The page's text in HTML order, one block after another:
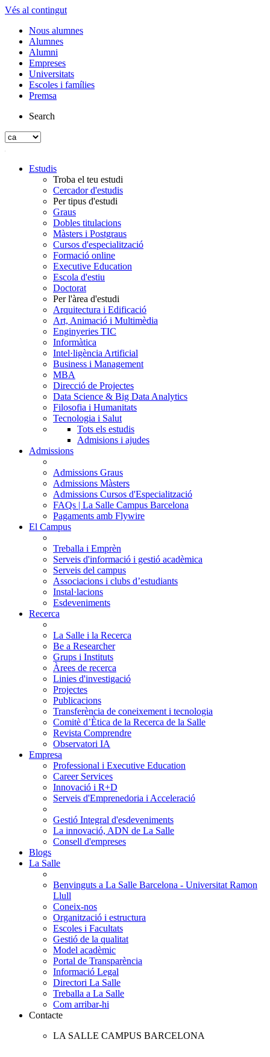
Vés al contingut
Nous alumnes
Alumnes
Alumni
Empreses
Universitats
Escoles i famílies
Premsa
Search
Estudis
Troba el teu estudi
Cercador d'estudis
Per tipus d'estudi
Graus
Dobles titulacions
Màsters i Postgraus
Cursos d'especialització
Formació online
Executive Education
Escola d'estiu
Doctorat
Per l'àrea d'estudi
Arquitectura i Edificació
Art, Animació i Multimèdia
Enginyeries TIC
Informàtica
Intel·ligència Artificial
Business i Management
MBA
Direcció de Projectes
Data Science & Big Data Analytics
Filosofia i Humanitats
Tecnologia i Salut
Tots els estudis
Admisions i ajudes
Admissions
Admissions Graus
Admissions Màsters
Admissions Cursos d'Especialització
FAQs | La Salle Campus Barcelona
Pagaments amb Flywire
El Campus
Treballa i Emprèn
Serveis d'informació i gestió acadèmica
Serveis del campus
Associacions i clubs d’estudiants
Instal·lacions
Esdeveniments
Recerca
La Salle i la Recerca
Be a Researcher
Grups i Instituts
Àrees de recerca
Linies d'investigació
Projectes
Publicacions
Transferència de coneixement i tecnologia
Comitè d’Ètica de la Recerca de la Salle
Revista Comprendre
Observatori IA
Empresa
Professional i Executive Education
Career Services
Innovació i R+D
Serveis d'Emprenedoria i Acceleració
Gestió Integral d'esdeveniments
La innovació, ADN de La Salle
Consell d'empreses
Blogs
La Salle
Benvinguts a La Salle Barcelona - Universitat Ramon
Llull
Coneix-nos
Organització i estructura
Escoles i Facultats
Gestió de la qualitat
Model acadèmic
Portal de Transparència
Informació Legal
Directori La Salle
Treballa a La Salle
Com arribar-hi
Contacte
LA SALLE CAMPUS BARCELONA